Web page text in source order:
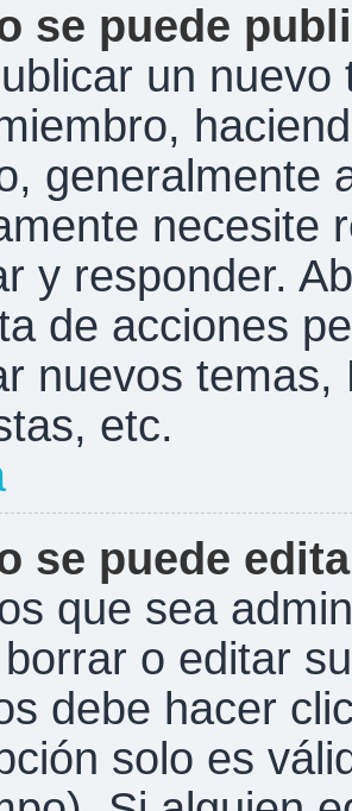
se puede
un
generalmente
necesite
y responder.
de acciones
nuevos
etc.
se puede
que sea
o editar
debe hacer
solo es